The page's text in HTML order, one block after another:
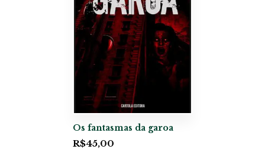
Os fantasmas da garoa
R$45,00